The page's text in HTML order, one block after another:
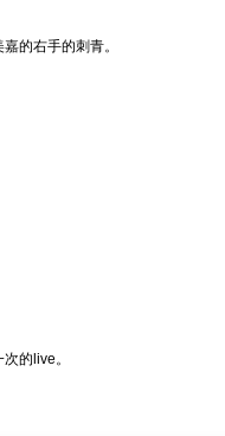
的右手的刺青。
的live。